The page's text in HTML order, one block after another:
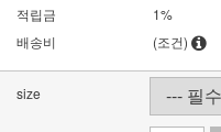
적립금
1%
배송비
(조건)
size